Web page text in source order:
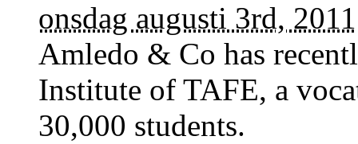
onsdag augusti 3rd, 2011
Amledo & Co has
Institute of TAFE, a
30,000 students.